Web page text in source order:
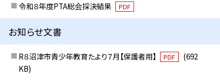
令和８年度PTA総会採決結果 PDF
お知らせ文書
R８沼津市青少年教育たより７月【保護者用】 PDF
(692
KB)